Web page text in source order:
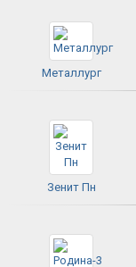
Металлург
Зенит Пн